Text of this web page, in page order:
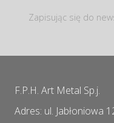
Zapisując się do
F.P.H. Art Metal Sp.j.
Adres: ul. Jabłoniowa